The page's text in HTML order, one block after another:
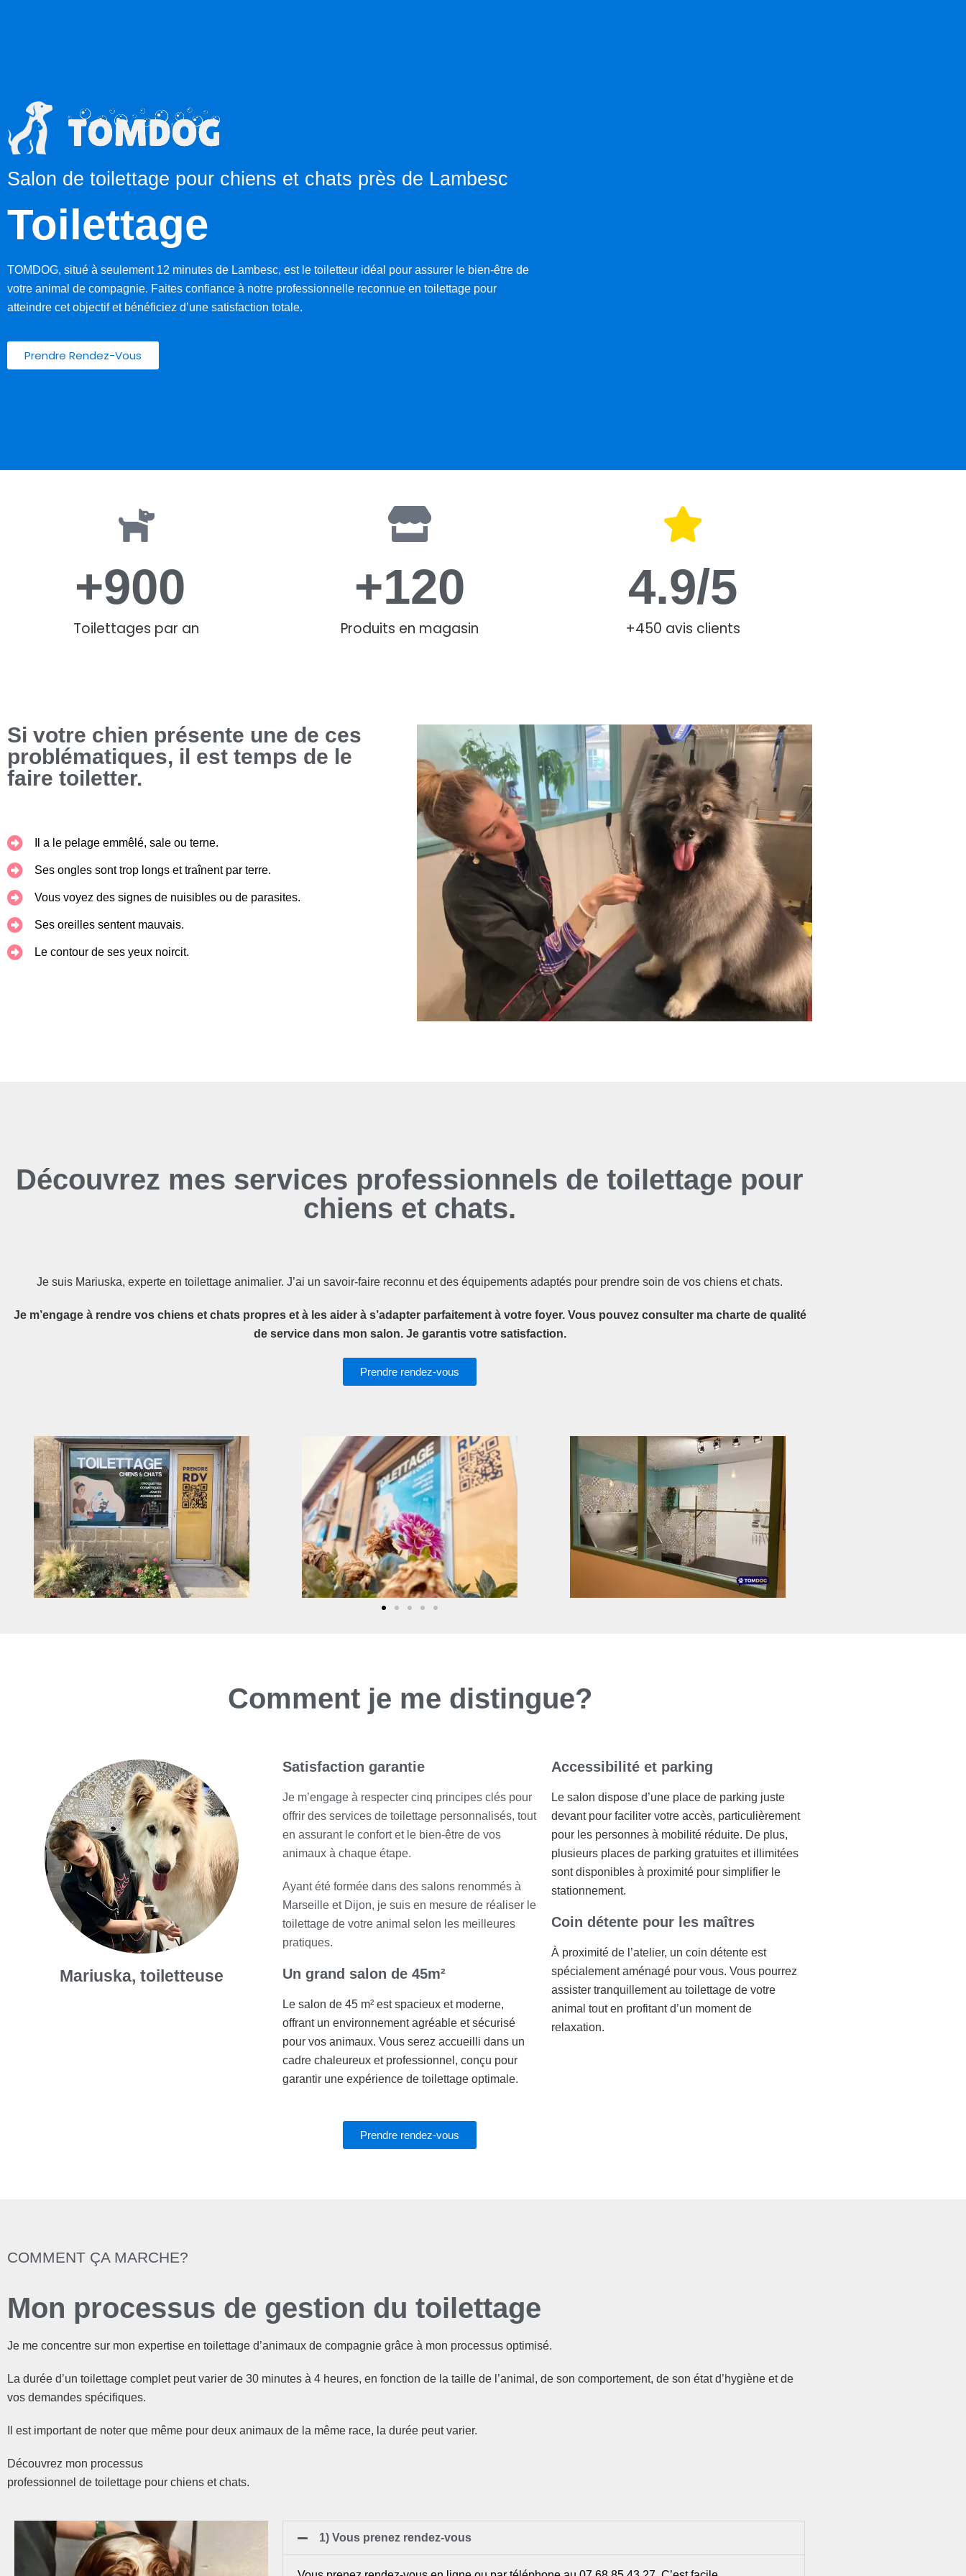
Salon de toilettage pour chiens et chats près de Lambesc
Toilettage
TOMDOG, situé à seulement 12 minutes de Lambesc, est le toiletteur idéal pour assurer le bien-être de
votre animal de compagnie. Faites confiance à notre professionnelle reconnue en toilettage pour
atteindre cet objectif et bénéficiez d’une satisfaction totale.
Prendre Rendez-Vous
Toilettages par an
+900
Produits en magasin
+120
+450 avis clients
4.9/5
Si votre chien présente une de ces
problématiques, il est temps de le
faire toiletter.
Il a le pelage emmêlé, sale ou terne.
Ses ongles sont trop longs et traînent par terre.
Vous voyez des signes de nuisibles ou de parasites.
Ses oreilles sentent mauvais.
Le contour de ses yeux noircit.
Découvrez mes services professionnels de toilettage pour
chiens et chats.
Je suis Mariuska, experte en toilettage animalier. J’ai un savoir-faire reconnu et des équipements adaptés pour prendre soin de vos chiens et chats.
Je m’engage à rendre vos chiens et chats propres et à les aider à s’adapter parfaitement à votre foyer. Vous pouvez consulter ma charte de qualité
de service dans mon salon. Je garantis votre satisfaction.
Prendre rendez-vous
Comment je me distingue?
Mariuska, toiletteuse
Satisfaction garantie
Je m’engage à respecter cinq principes clés pour
offrir des services de toilettage personnalisés, tout
en assurant le confort et le bien-être de vos
animaux à chaque étape.
Ayant été formée dans des salons renommés à
Marseille et Dijon, je suis en mesure de réaliser le
toilettage de votre animal selon les meilleures
pratiques.
Un grand salon de 45m²
Le salon de 45 m² est spacieux et moderne,
offrant un environnement agréable et sécurisé
pour vos animaux. Vous serez accueilli dans un
cadre chaleureux et professionnel, conçu pour
garantir une expérience de toilettage optimale.
Accessibilité et parking
Le salon dispose d’une place de parking juste
devant pour faciliter votre accès, particulièrement
pour les personnes à mobilité réduite. De plus,
plusieurs places de parking gratuites et illimitées
sont disponibles à proximité pour simplifier le
stationnement.
Coin détente pour les maîtres
À proximité de l’atelier, un coin détente est
spécialement aménagé pour vous. Vous pourrez
assister tranquillement au toilettage de votre
animal tout en profitant d’un moment de
relaxation.
Prendre rendez-vous
COMMENT ÇA MARCHE?
Mon processus de gestion du toilettage
Je me concentre sur mon expertise en toilettage d’animaux de compagnie grâce à mon processus optimisé.
La durée d’un toilettage complet peut varier de 30 minutes à 4 heures, en fonction de la taille de l’animal, de son comportement, de son état d’hygiène et de
vos demandes spécifiques.
Il est important de noter que même pour deux animaux de la même race, la durée peut varier.
Découvrez mon processus
professionnel de toilettage pour chiens et chats.
1) Vous prenez rendez-vous